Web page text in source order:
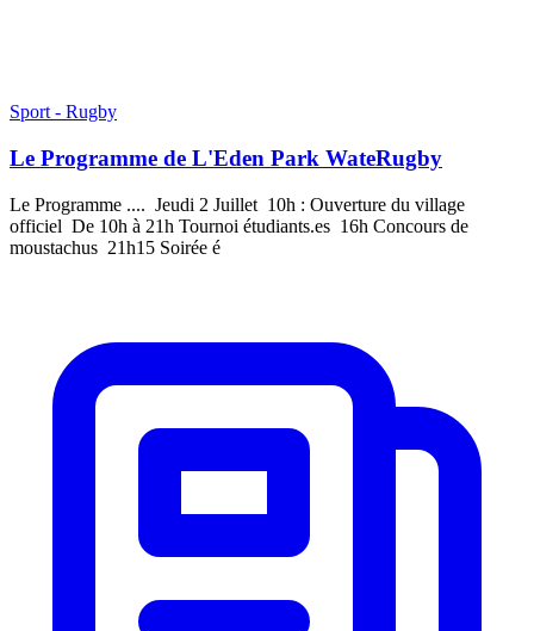
Sport - Rugby
Le Programme de L'Eden Park WateRugby
Le Programme .... Jeudi 2 Juillet 10h : Ouverture du village
officiel De 10h à 21h Tournoi étudiants.es 16h Concours de
moustachus 21h15 Soirée é